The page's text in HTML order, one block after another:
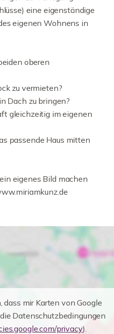
eine eigenständige
eigenen Wohnens in
oberen
zu vermieten?
Dach zu bringen?
gleichzeitig im eigenen
passende Haus mitten
eigenes Bild machen
mir Karten von Google
Datenschutzbedingungen
privacy).